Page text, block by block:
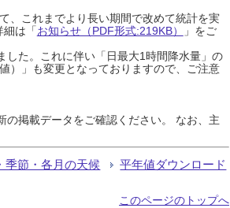
、これまでより長い期間で改めて統計を実
は「お知らせ（PDF形式:219KB）
」をご
た。これに伴い「日最大1時間降水量」の
）」も変更となっておりますので、ご注意
掲載データをご確認ください。 なお、主
季節・各月の天候 平年値ダウンロード
このページのトップへ